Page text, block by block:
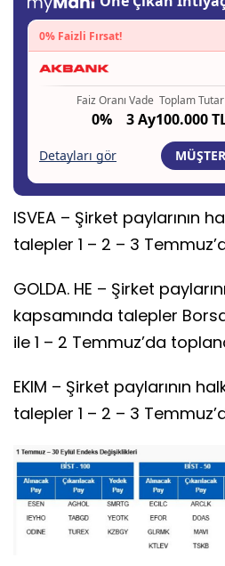
ISVEA – Şirket paylarının
talepler 1 – 2 – 3
GOLDA. HE – Şirket
kapsamında talepler
ile 1 – 2 Temmuz’da
EKIM – Şirket paylarının
talepler 1 – 2 – 3